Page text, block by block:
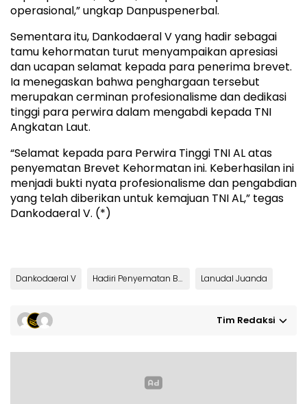
operasional,” ungkap Danpuspenerbal.
Sementara itu, Dankodaeral V yang hadir sebagai
tamu kehormatan turut menyampaikan apresiasi
dan ucapan selamat kepada para penerima brevet.
Ia menegaskan bahwa penghargaan tersebut
merupakan cerminan profesionalisme dan dedikasi
tinggi para perwira dalam mengabdi kepada TNI
Angkatan Laut.
“Selamat kepada para Perwira Tinggi TNI AL atas
penyematan Brevet Kehormatan ini. Keberhasilan ini
menjadi bukti nyata profesionalisme dan pengabdian
yang telah diberikan untuk kemajuan TNI AL,” tegas
Dankodaeral V. (*)
Dankodaeral V Hadiri Penyematan Brevet Kehormatan Penerbangan TNI AL Lanudal Juanda
Tim Redaksi